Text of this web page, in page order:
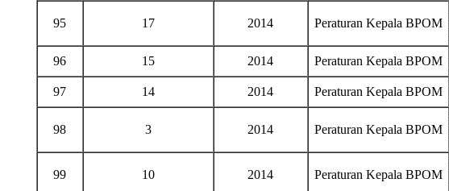
95 17 2014 Peraturan Kepala BPOM
96 15 2014 Peraturan Kepala BPOM
97 14 2014 Peraturan Kepala BPOM
98 3 2014 Peraturan Kepala BPOM
99 10 2014 Peraturan Kepala BPOM